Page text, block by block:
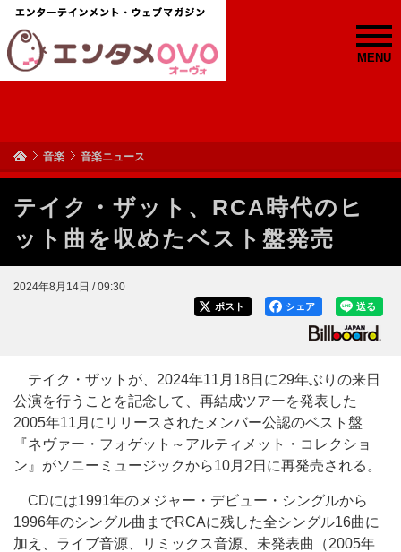
MENU
音楽 音楽ニュース
テイク・ザット、RCA時代のヒ
ット曲を収めたベスト盤発売
2024年8月14日 / 09:30
送る
シェア
ポスト
テイク・ザットが、2024年11月18日に29年ぶりの来日
公演を行うことを記念して、再結成ツアーを発表した
2005年11月にリリースされたメンバー公認のベスト盤
『ネヴァー・フォゲット～アルティメット・コレクショ
ン』がソニーミュージックから10月2日に再発売される。
CDには1991年のメジャー・デビュー・シングルから
1996年のシングル曲までRCAに残した全シングル16曲に
加え、ライブ音源、リミックス音源、未発表曲（2005年